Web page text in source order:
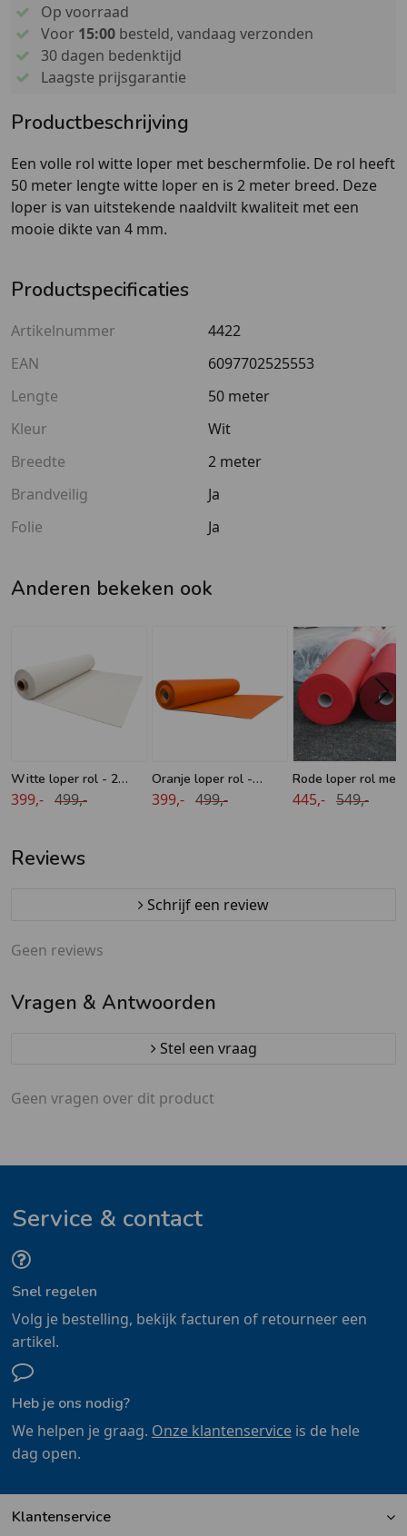
Op voorraad
Voor 15:00besteld, vandaag verzonden
30 dagen bedenktijd
Laagste prijsgarantie
Productbeschrijving
Een volle rol witte loper met beschermfolie. De rol heeft
50 meter lengte witte loper en is 2 meter breed. Deze
loper is van uitstekende naaldvilt kwaliteit met een
mooie dikte van 4 mm.
Productspecificaties
Artikelnummer
4422
EAN
6097702525553
Lengte
50 meter
Kleur
Wit
Breedte
2 meter
Brandveilig
Ja
Folie
Ja
Anderen bekeken ook
Witte loper rol - 2
meter breed - 50 meter
399,- 499,-
Oranje loper rol -
lengte 50 meter -
399,- 499,-
Rode loper rol met
folie naaldvilt - 2
445,- 549,-
Reviews
Schrijf een review
Geen reviews
Vragen & Antwoorden
Stel een vraag
Geen vragen over dit product
Service & contact
Snel regelen
Volg je bestelling, bekijk facturen of retourneer een
artikel.
Heb je ons nodig?
We helpen je graag. Onze klantenserviceis de hele
dag open.
Klantenservice